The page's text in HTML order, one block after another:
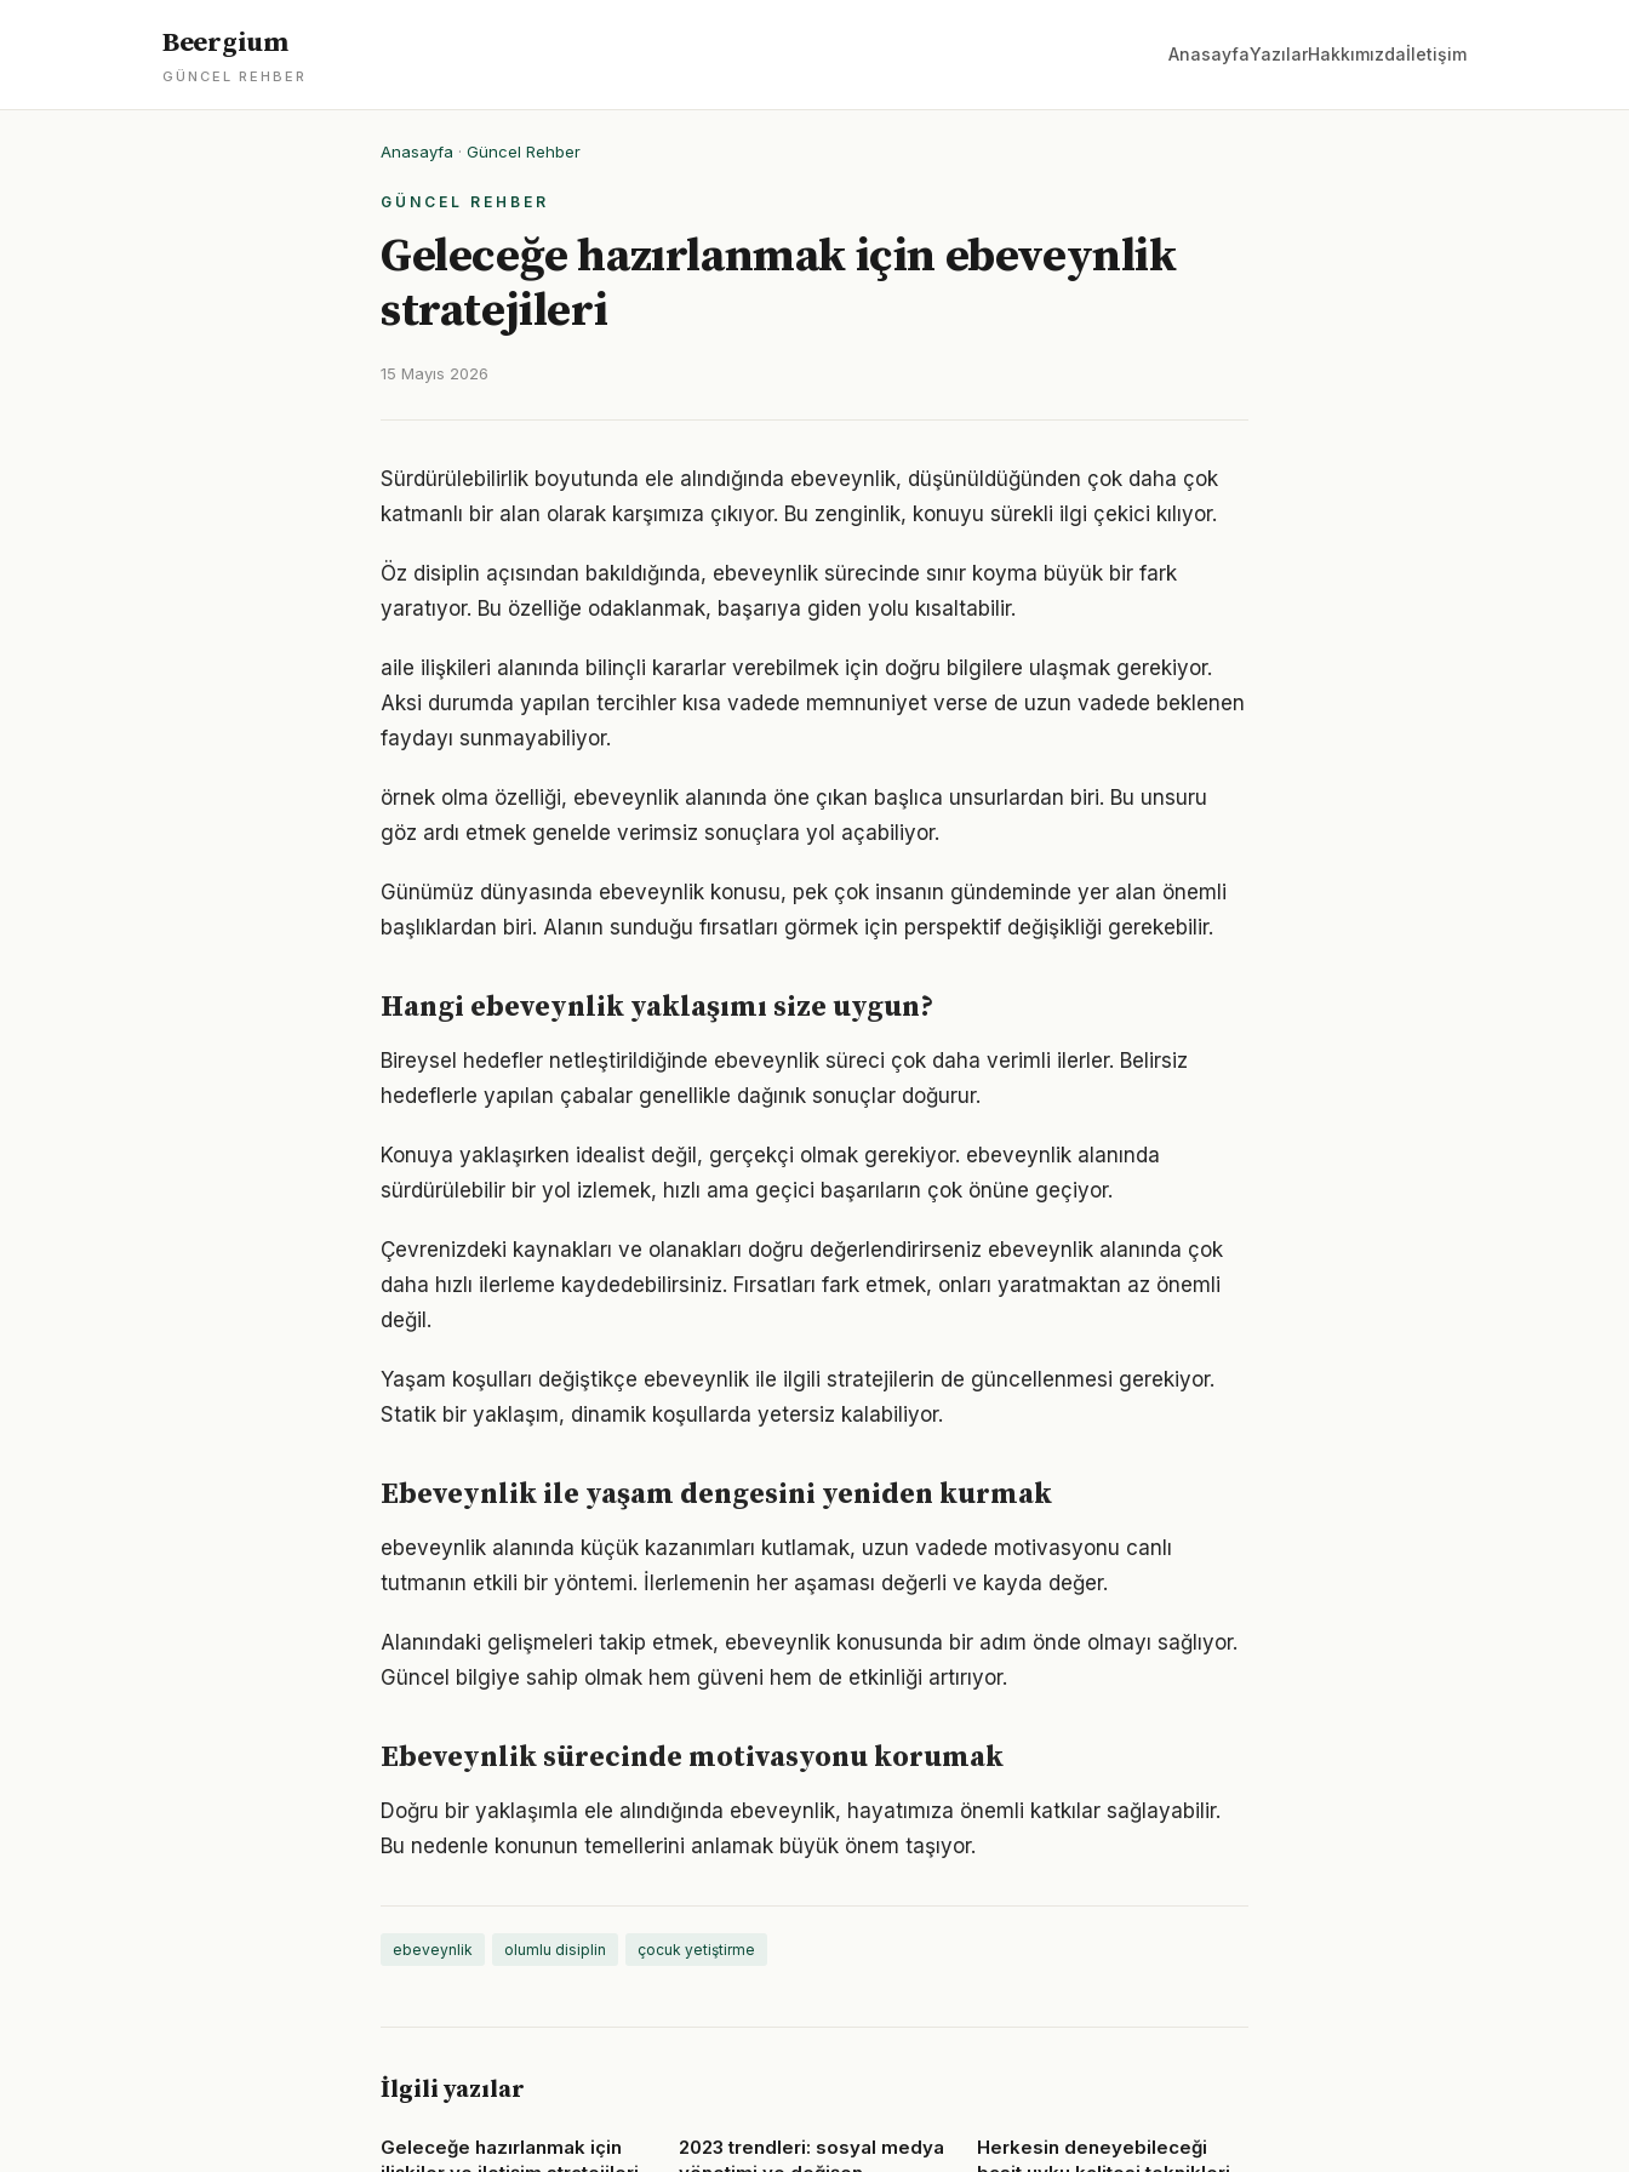
Beergium
GÜNCEL REHBER
AnasayfaYazılarHakkımızdaİletişim
Anasayfa · Güncel Rehber
GÜNCEL REHBER
Geleceğe hazırlanmak için ebeveynlik
stratejileri
15 Mayıs 2026
Sürdürülebilirlik boyutunda ele alındığında ebeveynlik, düşünüldüğünden çok daha çok
katmanlı bir alan olarak karşımıza çıkıyor. Bu zenginlik, konuyu sürekli ilgi çekici kılıyor.
Öz disiplin açısından bakıldığında, ebeveynlik sürecinde sınır koyma büyük bir fark
yaratıyor. Bu özelliğe odaklanmak, başarıya giden yolu kısaltabilir.
aile ilişkileri alanında bilinçli kararlar verebilmek için doğru bilgilere ulaşmak gerekiyor.
Aksi durumda yapılan tercihler kısa vadede memnuniyet verse de uzun vadede beklenen
faydayı sunmayabiliyor.
örnek olma özelliği, ebeveynlik alanında öne çıkan başlıca unsurlardan biri. Bu unsuru
göz ardı etmek genelde verimsiz sonuçlara yol açabiliyor.
Günümüz dünyasında ebeveynlik konusu, pek çok insanın gündeminde yer alan önemli
başlıklardan biri. Alanın sunduğu fırsatları görmek için perspektif değişikliği gerekebilir.
Hangi ebeveynlik yaklaşımı size uygun?
Bireysel hedefler netleştirildiğinde ebeveynlik süreci çok daha verimli ilerler. Belirsiz
hedeflerle yapılan çabalar genellikle dağınık sonuçlar doğurur.
Konuya yaklaşırken idealist değil, gerçekçi olmak gerekiyor. ebeveynlik alanında
sürdürülebilir bir yol izlemek, hızlı ama geçici başarıların çok önüne geçiyor.
Çevrenizdeki kaynakları ve olanakları doğru değerlendirirseniz ebeveynlik alanında çok
daha hızlı ilerleme kaydedebilirsiniz. Fırsatları fark etmek, onları yaratmaktan az önemli
değil.
Yaşam koşulları değiştikçe ebeveynlik ile ilgili stratejilerin de güncellenmesi gerekiyor.
Statik bir yaklaşım, dinamik koşullarda yetersiz kalabiliyor.
Ebeveynlik ile yaşam dengesini yeniden kurmak
ebeveynlik alanında küçük kazanımları kutlamak, uzun vadede motivasyonu canlı
tutmanın etkili bir yöntemi. İlerlemenin her aşaması değerli ve kayda değer.
Alanındaki gelişmeleri takip etmek, ebeveynlik konusunda bir adım önde olmayı sağlıyor.
Güncel bilgiye sahip olmak hem güveni hem de etkinliği artırıyor.
Ebeveynlik sürecinde motivasyonu korumak
Doğru bir yaklaşımla ele alındığında ebeveynlik, hayatımıza önemli katkılar sağlayabilir.
Bu nedenle konunun temellerini anlamak büyük önem taşıyor.
ebeveynlik olumlu disiplin çocuk yetiştirme
İlgili yazılar
Geleceğe hazırlanmak için
2023 trendleri: sosyal medya
Herkesin deneyebileceği